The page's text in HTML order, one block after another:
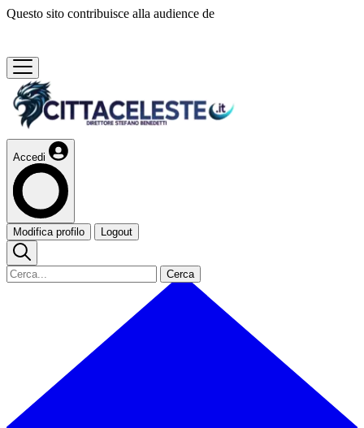
Questo sito contribuisce alla audience de
Accedi
Modifica profilo Logout
Cerca